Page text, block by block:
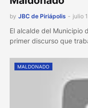
by JBC de Piriápolis - julio
El alcalde del Municipio
primer discurso que
MALDONADO